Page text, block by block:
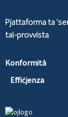
Pjattaforma ta
tal-provvista
Konformità
Effiċjenza